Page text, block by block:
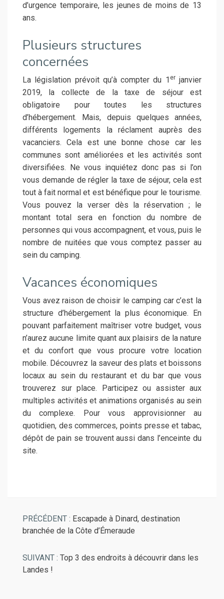
d’urgence temporaire, les jeunes de moins de 13
ans.
Plusieurs structures
concernées
La législation prévoit qu’à compter du 1 er janvier
2019, la collecte de la taxe de séjour est
obligatoire pour toutes les structures
d’hébergement. Mais, depuis quelques années,
différents logements la réclament auprès des
vacanciers. Cela est une bonne chose car les
communes sont améliorées et les activités sont
diversifiées. Ne vous inquiétez donc pas si l’on
vous demande de régler la taxe de séjour, cela est
tout à fait normal et est bénéfique pour le tourisme.
Vous pouvez la verser dès la réservation ; le
montant total sera en fonction du nombre de
personnes qui vous accompagnent, et vous, puis le
nombre de nuitées que vous comptez passer au
sein du camping.
Vacances économiques
Vous avez raison de choisir le camping car c’est la
structure d’hébergement la plus économique. En
pouvant parfaitement maîtriser votre budget, vous
n’aurez aucune limite quant aux plaisirs de la nature
et du confort que vous procure votre location
mobile. Découvrez la saveur des plats et boissons
locaux au sein du restaurant et du bar que vous
trouverez sur place. Participez ou assister aux
multiples activités et animations organisés au sein
du complexe. Pour vous approvisionner au
quotidien, des commerces, points presse et tabac,
dépôt de pain se trouvent aussi dans l’enceinte du
site.
PRÉCÉDENT : Escapade à Dinard, destination
branchée de la Côte d’Émeraude
SUIVANT : Top 3 des endroits à découvrir dans les
Landes !